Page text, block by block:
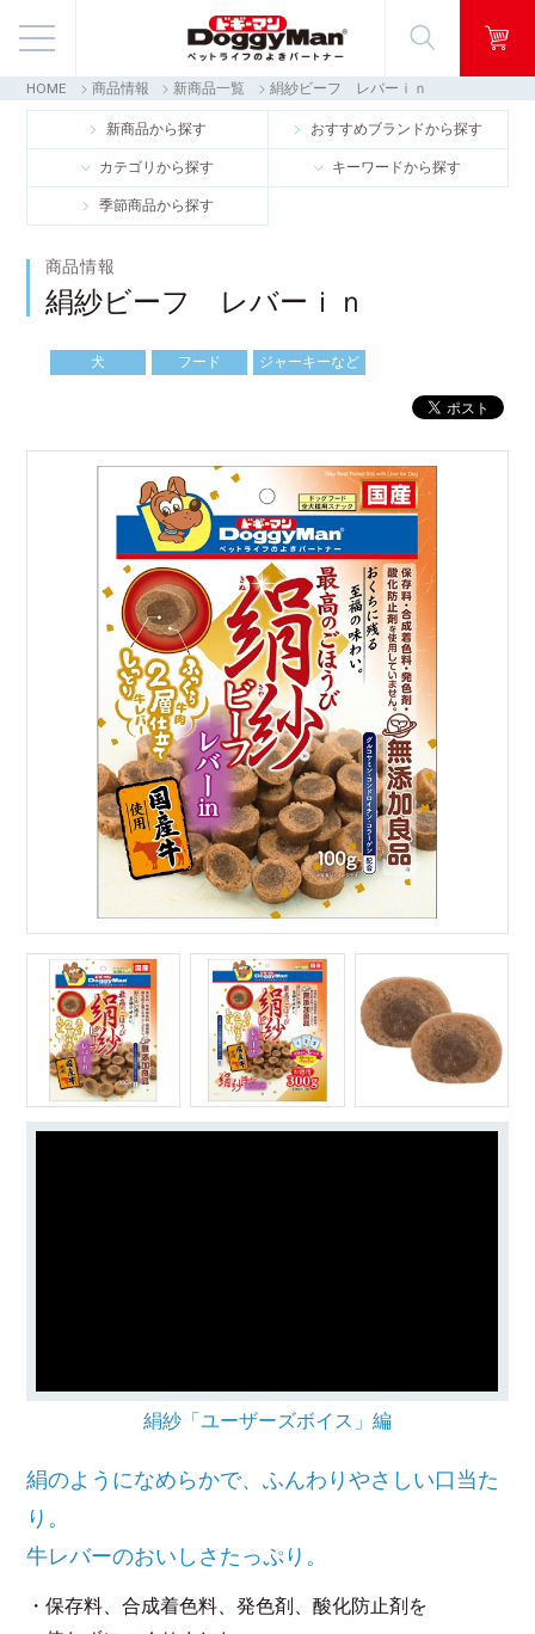
商品情報
映像ギャラリー
お客様窓口・Q＆A
会社情報
サイトマップ English
HOME 商品情報 新商品一覧 絹紗ビーフ レバーｉｎ
新商品から探す おすすめブランドから探す
カテゴリから探す キーワードから探す
季節商品から探す
商品情報
絹紗ビーフ レバーｉｎ
犬 フード ジャーキーなど
絹紗「ユーザーズボイス」編
絹のようになめらかで、ふんわりやさしい口当た
り。
牛レバーのおいしさたっぷり。
・保存料、合成着色料、発色剤、酸化防止剤を